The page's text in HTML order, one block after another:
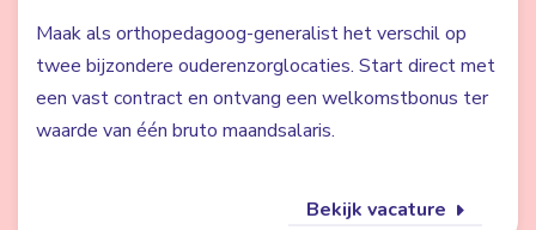
Maak als orthopedagoog-generalist het verschil op
twee bijzondere ouderenzorglocaties. Start direct met
een vast contract en ontvang een welkomstbonus ter
waarde van één bruto maandsalaris.
Bekijk vacature